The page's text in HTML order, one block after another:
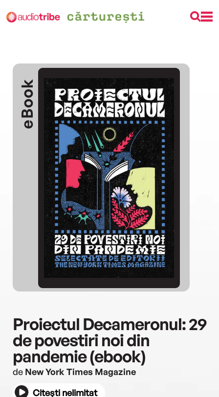
eBook
Proiectul Decameronul: 29
de povestiri noi din
pandemie (ebook)
de New York Times Magazine
Citești nelimitat